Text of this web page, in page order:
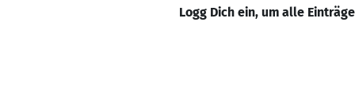
Logg Dich ein, um alle